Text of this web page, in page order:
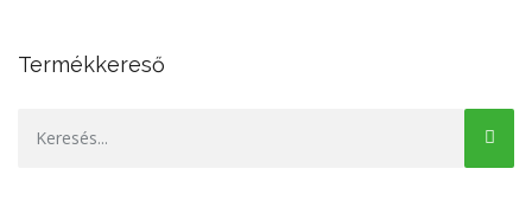
Termékkereső